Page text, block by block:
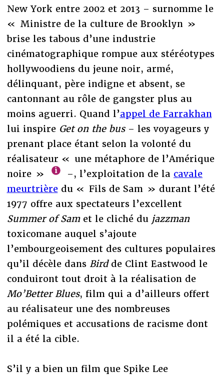
New York entre 2002 et 2013 – surnomme le
« Ministre de la culture de Brooklyn »
brise les tabous d’une industrie
cinématographique rompue aux stéréotypes
hollywoodiens du jeune noir, armé,
délinquant, père indigne et absent, se
cantonnant au rôle de gangster plus au
moins aguerri. Quand l’appel de Farrakhan
lui inspire Get on the bus– les voyageurs y
prenant place étant selon la volonté du
réalisateur « une métaphore de l’Amérique
noire »
–, l’exploitation de la cavale
meurtrièredu « Fils de Sam » durant l’été
1977 offre aux spectateurs l’excellent
Summer of Sam et le cliché du jazzman
toxicomane auquel s’ajoute
l’embourgeoisement des cultures populaires
qu’il décèle dans Bird de Clint Eastwood le
conduiront tout droit à la réalisation de
Mo’Better Blues, film qui a d’ailleurs offert
au réalisateur une des nombreuses
polémiques et accusations de racisme dont
il a été la cible.
S’il y a bien un film que Spike Lee